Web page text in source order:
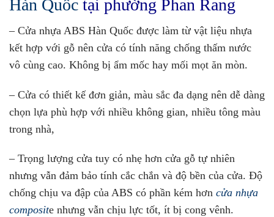
Hàn Quốc tại phường Phan Rang
– Cửa nhựa ABS Hàn Quốc được làm từ vật liệu nhựa
kết hợp với gỗ nên cửa có tính năng chống thấm nước
vô cùng cao. Không bị ẩm mốc hay mối mọt ăn mòn.
– Cửa có thiết kế đơn giản, màu sắc đa dạng nên dễ dàng
chọn lựa phù hợp với nhiều không gian, nhiều tông màu
trong nhà,
– Trọng lượng cửa tuy có nhẹ hơn cửa gỗ tự nhiên
nhưng vẫn đảm bảo tính cắc chắn và độ bền của cửa. Độ
chống chịu va đập của ABS có phần kém hơn cửa nhựa
composite nhưng vẫn chịu lực tốt, ít bị cong vênh.